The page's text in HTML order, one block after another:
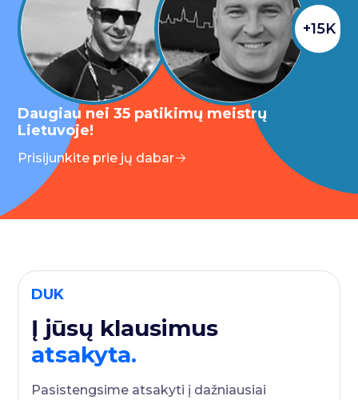
+15K
Daugiau nei 35 patikimų meistrų
Lietuvoje!
Prisijunkite prie jų dabar
DUK
Į jūsų klausimus
atsakyta.
Pasistengsime atsakyti į dažniausiai